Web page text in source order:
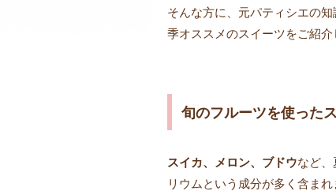
そんな方に、元パティシエの
季オススメのスイーツをご紹
旬のフルーツを使った
スイカ、メロン、ブドウなど
リウムという成分が多く含まれ